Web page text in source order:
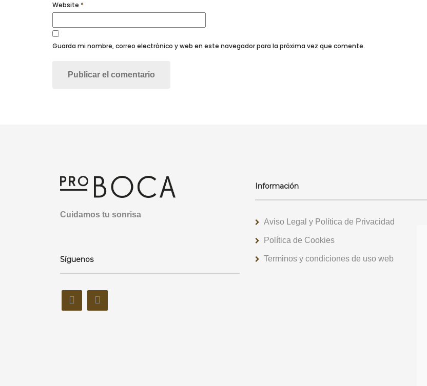
Website *
Guarda mi nombre, correo electrónico y web en este navegador para la próxima vez que comente.
Cuidamos tu sonrisa
Síguenos
Información
Aviso Legal y Política de Privacidad
Política de Cookies
Terminos y condiciones de uso web